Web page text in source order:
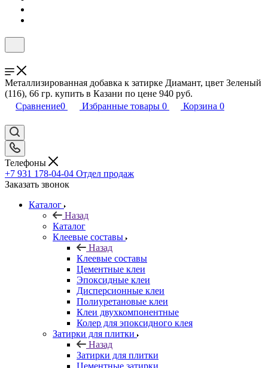
Металлизированная добавка к затирке Диамант, цвет Зеленый
(116), 66 гр. купить в Казани по цене 940 руб.
Сравнение0 Избранные товары 0 Корзина 0
Телефоны
+7 931 178-04-04 Отдел продаж
Заказать звонок
Каталог
Назад
Каталог
Клеевые составы
Назад
Клеевые составы
Цементные клеи
Эпоксидные клеи
Дисперсионные клеи
Полиуретановые клеи
Клеи двухкомпонентные
Колер для эпоксидного клея
Затирки для плитки
Назад
Затирки для плитки
Цементные затирки